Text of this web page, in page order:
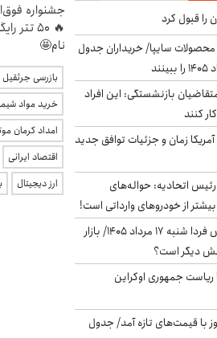
را قبول کرد
سایپا/ خریداران جدول
بازنشستگی: این افراد
آمریکا زمان و جزئیات توافق جدید
اتحادیه: حواله‌های
از خودروهای وارداتی است!
پیش‌بینی بورس فردا شنبه ۱۷ مرداد ۱۴۰۵/ بازار
دیگر است؟
ریاست جمهوری اوکراین
با قیمت‌های تازه آمد/ جدول
جشنواره
🔥 50
نام🤩
بازرسی جرثقیل
خرید مواد
امداد کرمان
اقتصاد ایرانی
ارز دیجیتال